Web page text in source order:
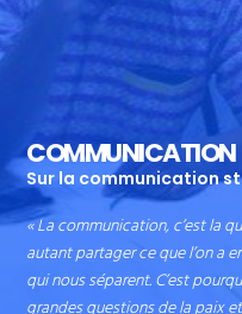
COMMUNICATION
Sur la communication
« La communication, c’est la
autant partager ce que l’on a
qui nous séparent. C’est
grandes questions de la paix